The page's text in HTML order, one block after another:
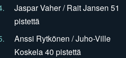
Jaspar Vaher / Rait Jansen 51
pistettä
Anssi Rytkönen / Juho-Ville
Koskela 40 pistettä